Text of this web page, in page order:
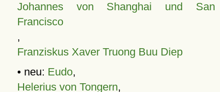
Johannes von Shanghai und San
Francisco
,
Franziskus Xaver Truong Buu Diep
• neu: Eudo,
Helerius von Tongern,